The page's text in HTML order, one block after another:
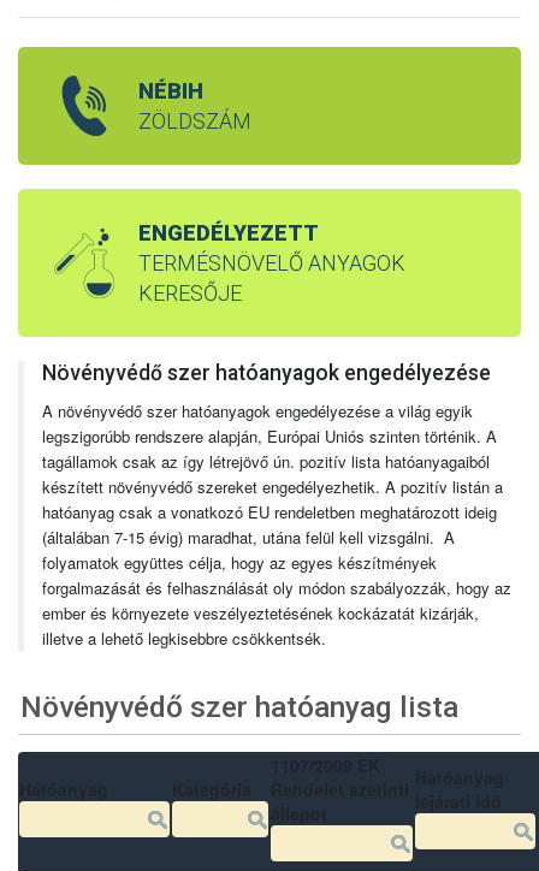
NÉBIH
ZÖLDSZÁM
ENGEDÉLYEZETT
TERMÉSNÖVELŐ ANYAGOK
KERESŐJE
Növényvédő szer hatóanyagok engedélyezése
A növényvédő szer hatóanyagok engedélyezése a világ egyik
legszigorúbb rendszere alapján, Európai Uniós szinten történik. A
tagállamok csak az így létrejövő ún. pozitív lista hatóanyagaiból
készített növényvédő szereket engedélyezhetik. A pozitív listán a
hatóanyag csak a vonatkozó EU rendeletben meghatározott ideig
(általában 7-15 évig) maradhat, utána felül kell vizsgálni. A
folyamatok együttes célja, hogy az egyes készítmények
forgalmazását és felhasználását oly módon szabályozzák, hogy az
ember és környezete veszélyeztetésének kockázatát kizárják,
illetve a lehető legkisebbre csökkentsék.
Növényvédő szer hatóanyag lista